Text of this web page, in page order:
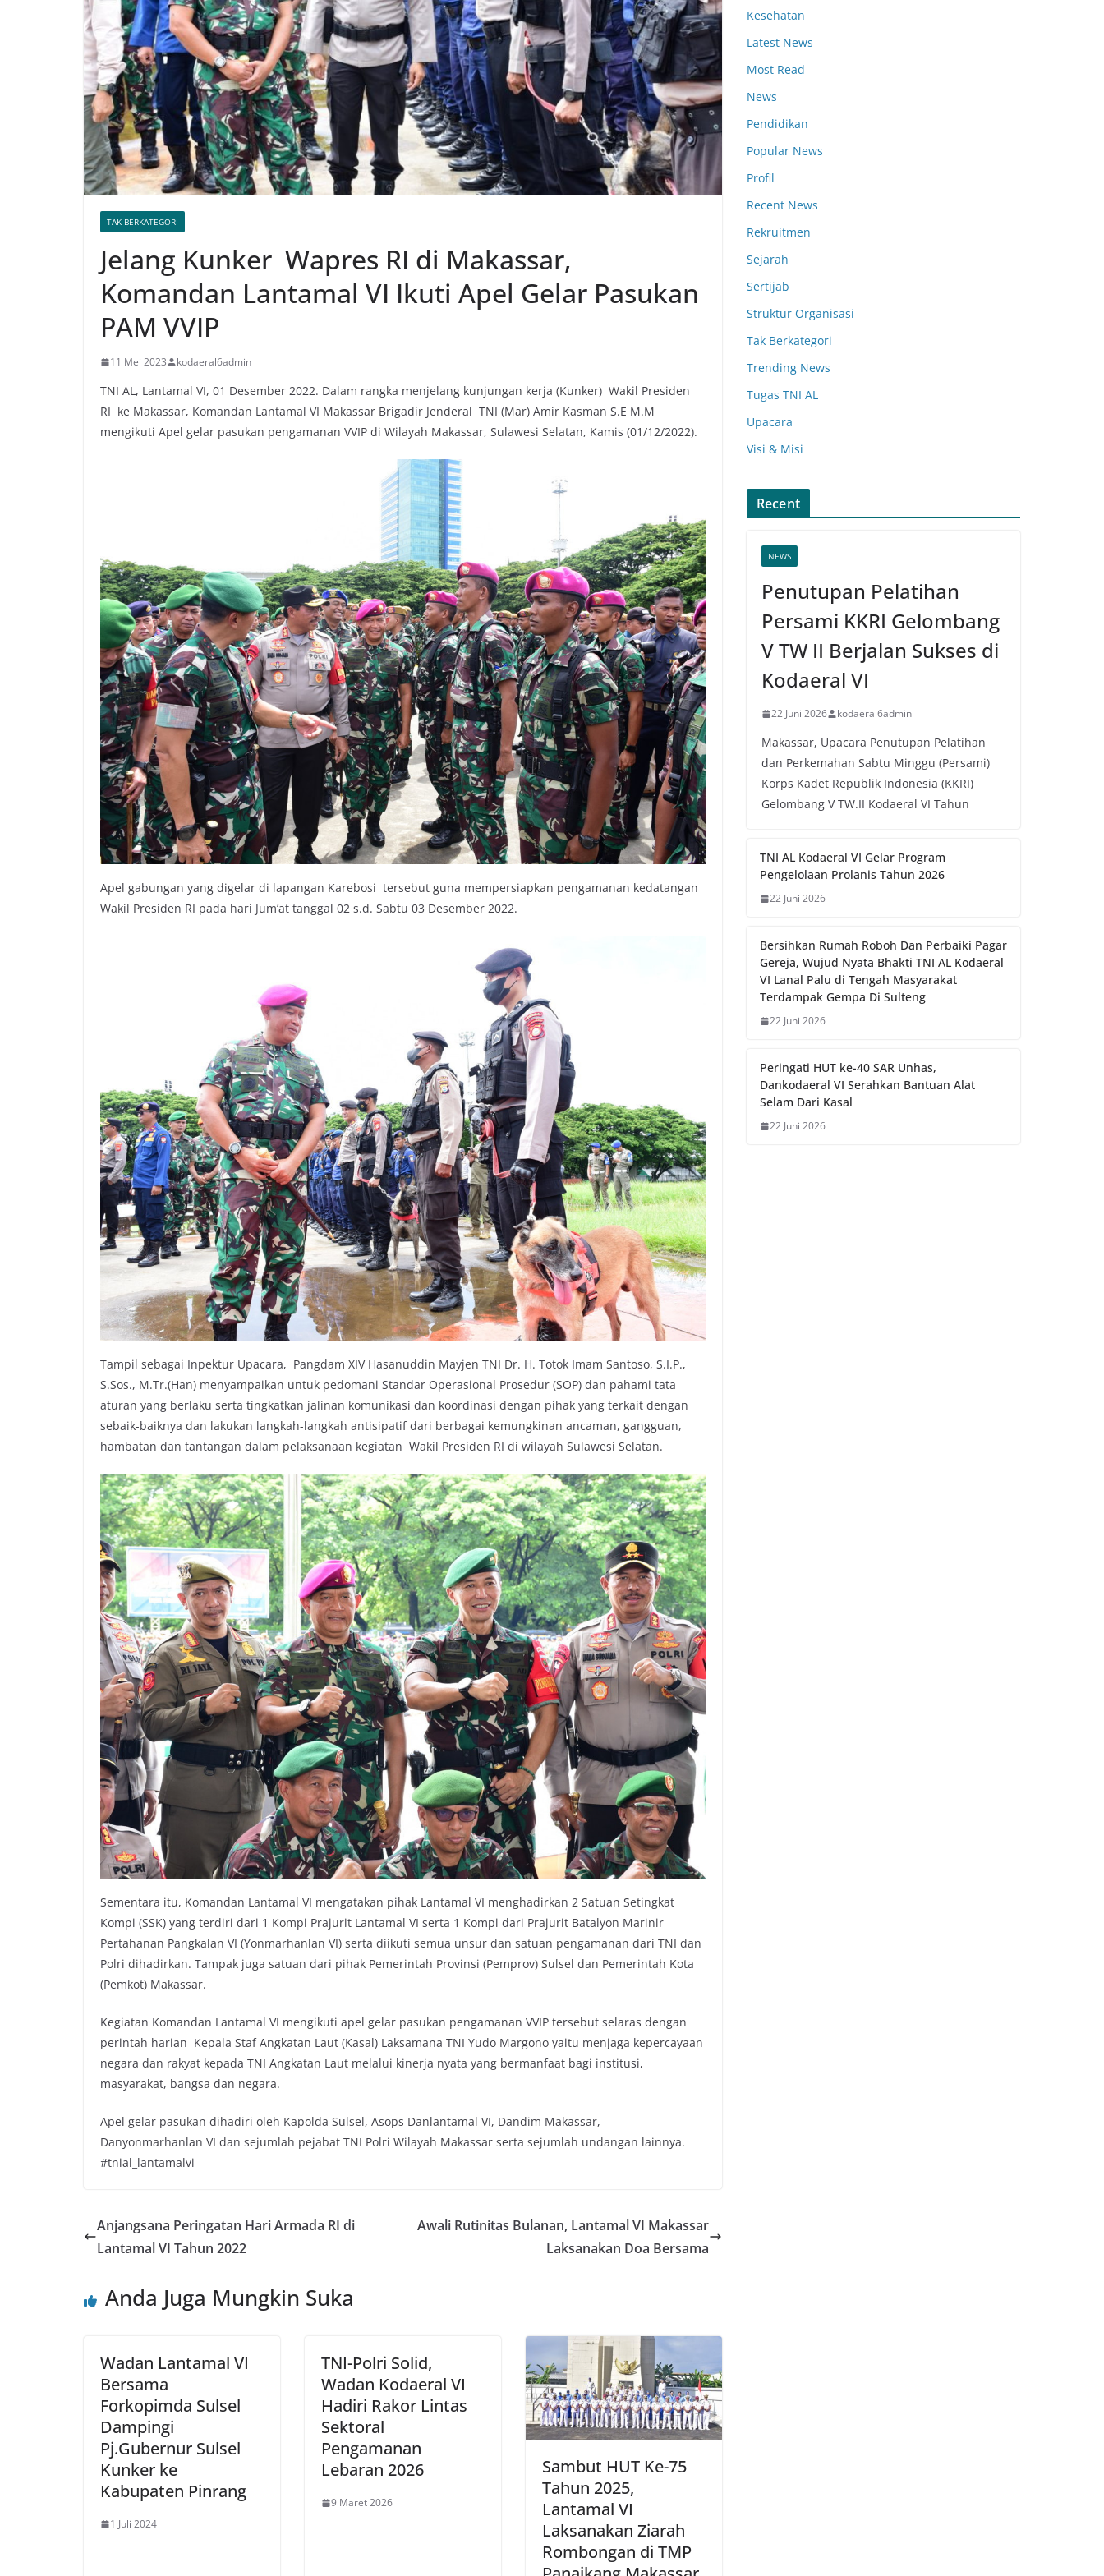
TAK BERKATEGORI
Jelang Kunker Wapres RI di Makassar,
Komandan Lantamal VI Ikuti Apel Gelar Pasukan
PAM VVIP
11 Mei 2023 kodaeral6admin
TNI AL, Lantamal VI, 01 Desember 2022. Dalam rangka menjelang kunjungan kerja (Kunker) Wakil Presiden
RI ke Makassar, Komandan Lantamal VI Makassar Brigadir Jenderal TNI (Mar) Amir Kasman S.E M.M
mengikuti Apel gelar pasukan pengamanan VVIP di Wilayah Makassar, Sulawesi Selatan, Kamis (01/12/2022).
Apel gabungan yang digelar di lapangan Karebosi tersebut guna mempersiapkan pengamanan kedatangan
Wakil Presiden RI pada hari Jum’at tanggal 02 s.d. Sabtu 03 Desember 2022.
Tampil sebagai Inpektur Upacara, Pangdam XIV Hasanuddin Mayjen TNI Dr. H. Totok Imam Santoso, S.I.P.,
S.Sos., M.Tr.(Han) menyampaikan untuk pedomani Standar Operasional Prosedur (SOP) dan pahami tata
aturan yang berlaku serta tingkatkan jalinan komunikasi dan koordinasi dengan pihak yang terkait dengan
sebaik-baiknya dan lakukan langkah-langkah antisipatif dari berbagai kemungkinan ancaman, gangguan,
hambatan dan tantangan dalam pelaksanaan kegiatan Wakil Presiden RI di wilayah Sulawesi Selatan.
Sementara itu, Komandan Lantamal VI mengatakan pihak Lantamal VI menghadirkan 2 Satuan Setingkat
Kompi (SSK) yang terdiri dari 1 Kompi Prajurit Lantamal VI serta 1 Kompi dari Prajurit Batalyon Marinir
Pertahanan Pangkalan VI (Yonmarhanlan VI) serta diikuti semua unsur dan satuan pengamanan dari TNI dan
Polri dihadirkan. Tampak juga satuan dari pihak Pemerintah Provinsi (Pemprov) Sulsel dan Pemerintah Kota
(Pemkot) Makassar.
Kegiatan Komandan Lantamal VI mengikuti apel gelar pasukan pengamanan VVIP tersebut selaras dengan
perintah harian Kepala Staf Angkatan Laut (Kasal) Laksamana TNI Yudo Margono yaitu menjaga kepercayaan
negara dan rakyat kepada TNI Angkatan Laut melalui kinerja nyata yang bermanfaat bagi institusi,
masyarakat, bangsa dan negara.
Apel gelar pasukan dihadiri oleh Kapolda Sulsel, Asops Danlantamal VI, Dandim Makassar,
Danyonmarhanlan VI dan sejumlah pejabat TNI Polri Wilayah Makassar serta sejumlah undangan lainnya.
#tnial_lantamalvi
Anjangsana Peringatan Hari Armada RI di
Lantamal VI Tahun 2022
Awali Rutinitas Bulanan, Lantamal VI Makassar
Laksanakan Doa Bersama
Anda Juga Mungkin Suka
Wadan Lantamal VI
Bersama
Forkopimda Sulsel
Dampingi
Pj.Gubernur Sulsel
Kunker ke
Kabupaten Pinrang
1 Juli 2024
TNI-Polri Solid,
Wadan Kodaeral VI
Hadiri Rakor Lintas
Sektoral
Pengamanan
Lebaran 2026
9 Maret 2026
Sambut HUT Ke-75
Tahun 2025,
Lantamal VI
Laksanakan Ziarah
Rombongan di TMP
Kesehatan
Latest News
Most Read
News
Pendidikan
Popular News
Profil
Recent News
Rekruitmen
Sejarah
Sertijab
Struktur Organisasi
Tak Berkategori
Trending News
Tugas TNI AL
Upacara
Visi & Misi
Recent
NEWS
Penutupan Pelatihan
Persami KKRI Gelombang
V TW II Berjalan Sukses di
Kodaeral VI
22 Juni 2026 kodaeral6admin
Makassar, Upacara Penutupan Pelatihan
dan Perkemahan Sabtu Minggu (Persami)
Korps Kadet Republik Indonesia (KKRI)
Gelombang V TW.II Kodaeral VI Tahun
TNI AL Kodaeral VI Gelar Program
Pengelolaan Prolanis Tahun 2026
22 Juni 2026
Bersihkan Rumah Roboh Dan Perbaiki Pagar
Gereja, Wujud Nyata Bhakti TNI AL Kodaeral
VI Lanal Palu di Tengah Masyarakat
Terdampak Gempa Di Sulteng
22 Juni 2026
Peringati HUT ke-40 SAR Unhas,
Dankodaeral VI Serahkan Bantuan Alat
Selam Dari Kasal
22 Juni 2026